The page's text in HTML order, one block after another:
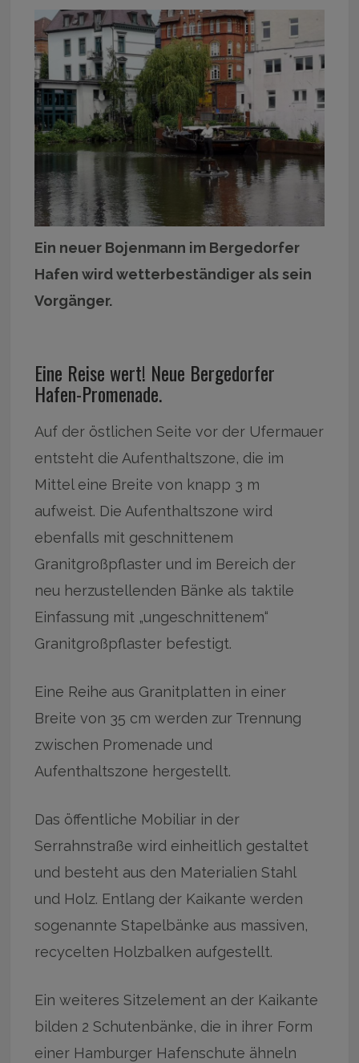
Ein neuer Bojenmann im Bergedorfer
Hafen wird wetterbeständiger als sein
Vorgänger.
Eine Reise wert! Neue Bergedorfer
Hafen-Promenade.
Auf der östlichen Seite vor der Ufermauer
entsteht die Aufenthaltszone, die im
Mittel eine Breite von knapp 3 m
aufweist. Die Aufenthaltszone wird
ebenfalls mit geschnittenem
Granitgroßpflaster und im Bereich der
neu herzustellenden Bänke als taktile
Einfassung mit „ungeschnittenem“
Granitgroßpflaster befestigt.
Eine Reihe aus Granitplatten in einer
Breite von 35 cm werden zur Trennung
zwischen Promenade und
Aufenthaltszone hergestellt.
Das öffentliche Mobiliar in der
Serrahnstraße wird einheitlich gestaltet
und besteht aus den Materialien Stahl
und Holz. Entlang der Kaikante werden
sogenannte Stapelbänke aus massiven,
recycelten Holzbalken aufgestellt.
Ein weiteres Sitzelement an der Kaikante
bilden 2 Schutenbänke, die in ihrer Form
einer Hamburger Hafenschute ähneln